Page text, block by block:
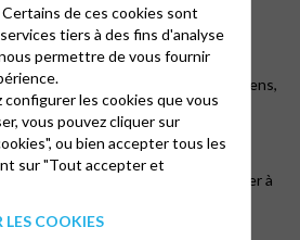
fuyions, où que ce soit.
ceux qui nous rejettent.
valeurs et les comportements des gens,
nous le savons.
mort !
ce que nous aussi pouvons demander à
de nous « garder du Malin ».
de ces cookies sont
tiers à des fins d'analyse
permettre de vous fournir
configurer les cookies que vous
vous pouvez cliquer sur
ou bien accepter tous les
sur "Tout accepter et
LES COOKIES